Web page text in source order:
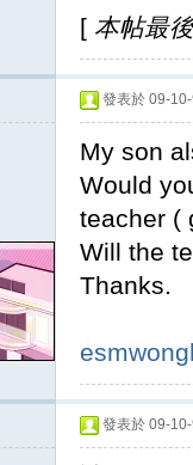
[ 本帖最
發表於 09-
My son
Would
teacher (
Will the
Thanks.
發表於 09-